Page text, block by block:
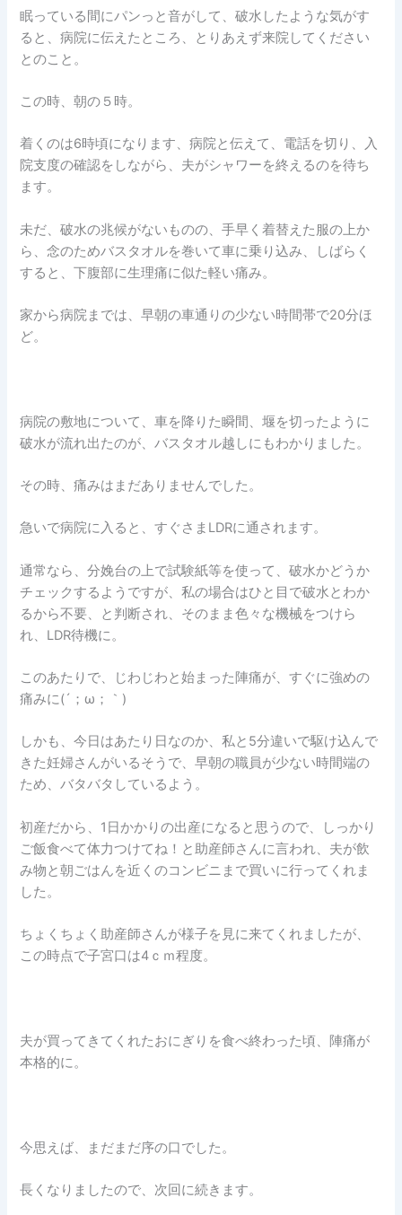
眠っている間にパンっと音がして、破水したような気がす
ると、病院に伝えたところ、とりあえず来院してください
とのこと。
この時、朝の５時。
着くのは6時頃になります、病院と伝えて、電話を切り、入
院支度の確認をしながら、夫がシャワーを終えるのを待ち
ます。
未だ、破水の兆候がないものの、手早く着替えた服の上か
ら、念のためバスタオルを巻いて車に乗り込み、しばらく
すると、下腹部に生理痛に似た軽い痛み。
家から病院までは、早朝の車通りの少ない時間帯で20分ほ
ど。
病院の敷地について、車を降りた瞬間、堰を切ったように
破水が流れ出たのが、バスタオル越しにもわかりました。
その時、痛みはまだありませんでした。
急いで病院に入ると、すぐさまLDRに通されます。
通常なら、分娩台の上で試験紙等を使って、破水かどうか
チェックするようですが、私の場合はひと目で破水とわか
るから不要、と判断され、そのまま色々な機械をつけら
れ、LDR待機に。
このあたりで、じわじわと始まった陣痛が、すぐに強めの
痛みに(´；ω；｀)
しかも、今日はあたり日なのか、私と5分違いで駆け込んで
きた妊婦さんがいるそうで、早朝の職員が少ない時間端の
ため、バタバタしているよう。
初産だから、1日かかりの出産になると思うので、しっかり
ご飯食べて体力つけてね！と助産師さんに言われ、夫が飲
み物と朝ごはんを近くのコンビニまで買いに行ってくれま
した。
ちょくちょく助産師さんが様子を見に来てくれましたが、
この時点で子宮口は4ｃｍ程度。
夫が買ってきてくれたおにぎりを食べ終わった頃、陣痛が
本格的に。
今思えば、まだまだ序の口でした。
長くなりましたので、次回に続きます。